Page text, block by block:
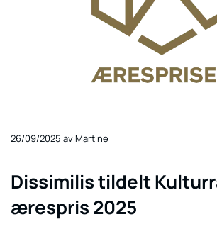
26/09/2025 av Martine
Dissimilis tildelt
ærespris 2025